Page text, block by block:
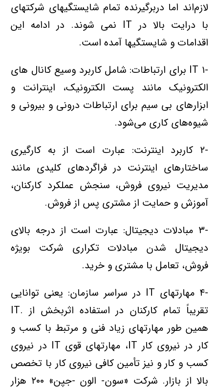
لازم‌اند اما دربرگيرنده تمام شايستگيهاي شرکتهاي
با درايت بالا در IT نمي شوند. در ادامه اين
اقدامات و شايستگيها آمده است.
-۱ IT براي ارتباطات: شامل کاربرد وسيع کانال هاي
الکترونيک مانند پست الکترونيک، اينترانت و
ابزارهاي بي سيم براي ارتباطات دروني و بيروني و
شيوه‌هاي کاري مي‌شود.
-۲ کاربرد اينترنت: عبارت است از به کارگيري
ساختارهاي اينترنت در فراگردهاي کليدي مانند
مديريت نيروي فروش، سنجش عملکرد کارکنان،
آموزش و حمايت از مشتري پس از فروش.
-۳ مبادلات ديجيتال: عبارت است از درجه بالاي
ديجيتال شدن مبادلات تکراري شرکت بويژه
فروش، تعامل با مشتري و خريد.
-۴ مهارتهاي IT در سراسر سازمان: يعني توانايي
تقريباً تمام کارکنان در استفاده اثربخش از .IT
همين طور مهارتهاي زياد فني و مرتبط با کسب و
کار در نيروي کار IT، مهارتهاي قوي IT در نيروي
کسب و کار و نيز تأمين کافي نيروي کار با تخصص
بالا از بازار. شرکت «سون- الون -جپن» ۲۰۰ هزار